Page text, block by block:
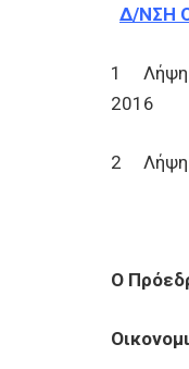
Δ/ΝΣΗ
1 Λήψη
2016
2 Λήψη
Ο